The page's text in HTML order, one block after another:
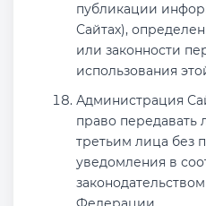
публикации
Сайтах),
или законности
использования
Администрация
право
третьим лица без
уведомления в